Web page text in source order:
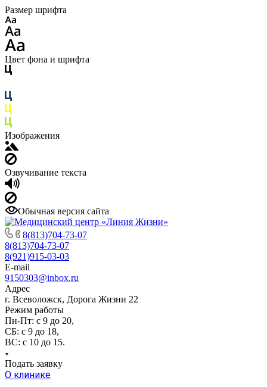
Размер шрифта
Цвет фона и шрифта
Изображения
Озвучивание текста
Обычная версия сайта
8(813)704-73-07
8(813)704-73-07
8(921)915-03-03
E-mail
9150303@inbox.ru
Адрес
г. Всеволожск, Дорога Жизни 22
Режим работы
Пн-Пт: с 9 до 20,
СБ: с 9 до 18,
ВС: с 10 до 15.
Подать заявку
О клинике